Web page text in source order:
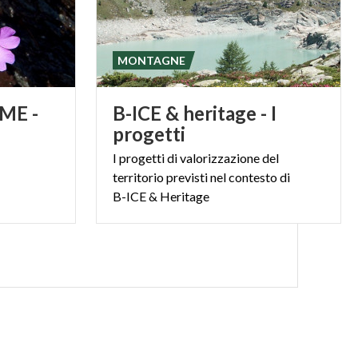
-
B-ICE & heritage - I
progetti
I progetti di valorizzazione del
territorio previsti nel contesto di
B-ICE & Heritage
MONTAGNE